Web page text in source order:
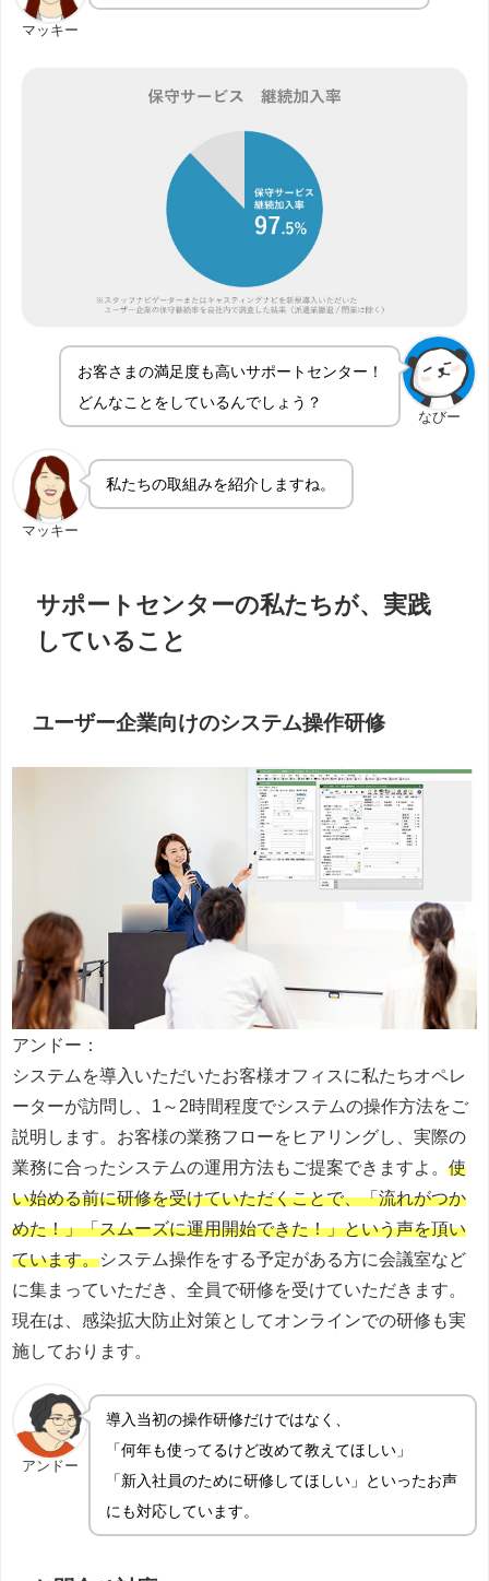
マッキー
なびー
お客さまの満足度も高いサポートセンター！
どんなことをしているんでしょう？
マッキー
私たちの取組みを紹介しますね。
サポートセンターの私たちが、実践
していること
ユーザー企業向けのシステム操作研修
アンドー：
システムを導入いただいたお客様オフィスに私たちオペレ
ーターが訪問し、1～2時間程度でシステムの操作方法をご
説明します。お客様の業務フローをヒアリングし、実際の
業務に合ったシステムの運用方法もご提案できますよ。 使
い始める前に研修を受けていただくことで、「流れがつか
めた！」「スムーズに運用開始できた！」という声を頂い
ています。システム操作をする予定がある方に会議室など
に集まっていただき、全員で研修を受けていただきます。
現在は、感染拡大防止対策としてオンラインでの研修も実
施しております。
アンドー
導入当初の操作研修だけではなく、
「何年も使ってるけど改めて教えてほしい」
「新入社員のために研修してほしい」といったお声
にも対応しています。